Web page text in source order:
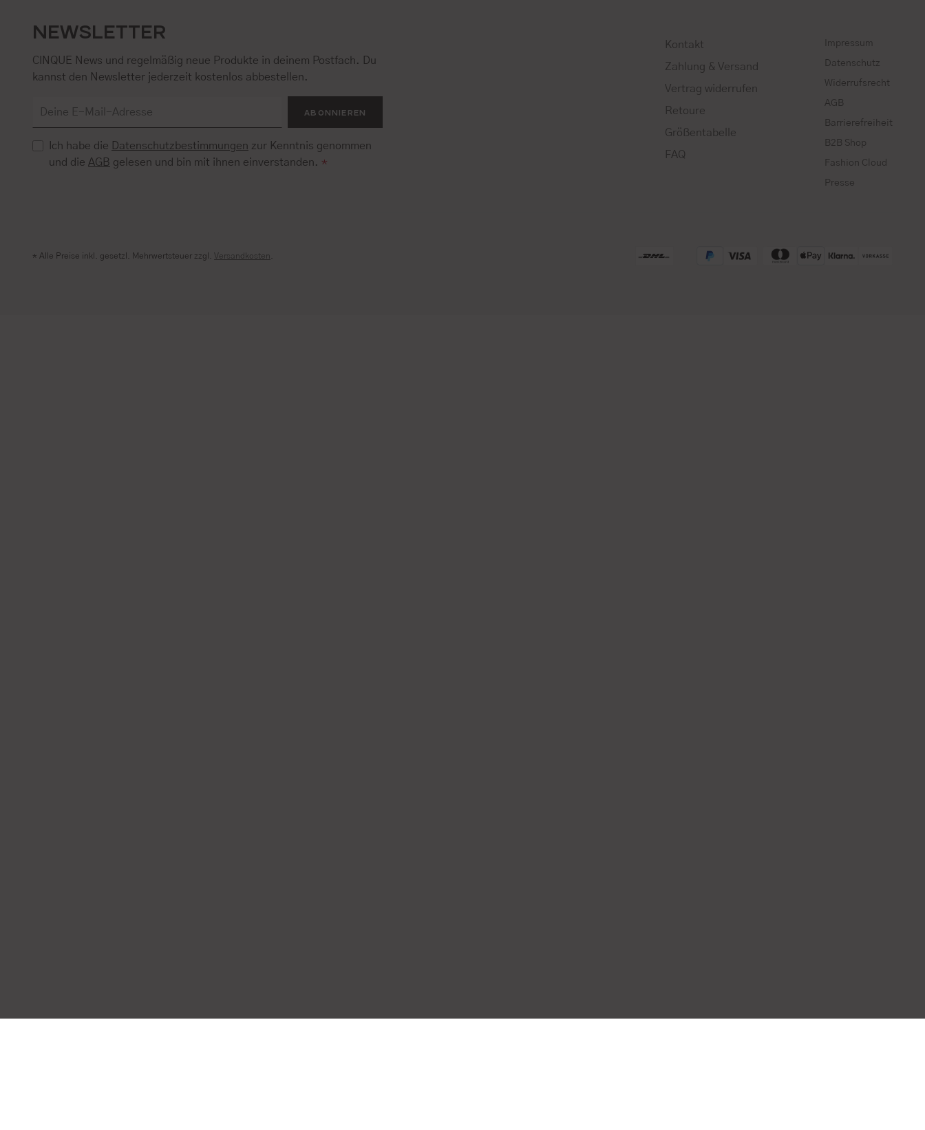
NEWSLETTER
CINQUE News und regelmäßig neue Produkte in deinem Postfach. Du
kannst den Newsletter jederzeit kostenlos abbestellen.
ABONNIEREN
Ich habe die Datenschutzbestimmungen zur Kenntnis genommen
und die AGB gelesen und bin mit ihnen einverstanden. *
Kontakt
Zahlung & Versand
Vertrag widerrufen
Retoure
Größentabelle
FAQ
Impressum
Datenschutz
Widerrufsrecht
AGB
Barrierefreiheit
B2B Shop
Fashion Cloud
Presse
* Alle Preise inkl. gesetzl. Mehrwertsteuer zzgl.Versandkosten